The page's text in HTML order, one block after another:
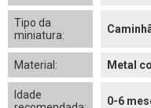
Tipo da
miniatura:
Material: Metal
Idade
0-6